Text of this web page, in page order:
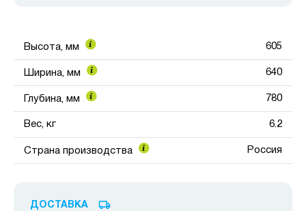
Высота, мм 605
Ширина, мм 640
Глубина, мм 780
Вес, кг 6.2
Страна производства Россия
ДОСТАВКА